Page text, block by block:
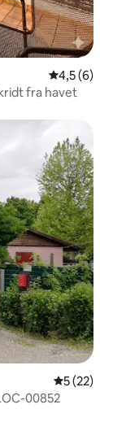
4,5 ud af 5
4,5 (6)
fra havet
5 ud af 5 i
5 (22)
00852